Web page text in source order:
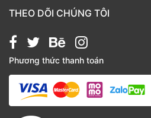
Bánh kẹo
Giỏ quà tặng
Hạt chia
Hạt dẻ cười
Hạt hạnh nhân
THEO DÕI CHÚNG TÔI
Phương thức thanh toán